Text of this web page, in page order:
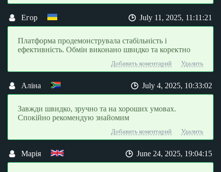
Егор July 11, 2025, 11:11:21
Платформа продемонструвала стабільність і
ефективність. Обмін виконано швидко та коректно
Добавить коментарий Удалить
Аліна July 4, 2025, 10:33:02
Завжди швидко, зручно та на хороших умовах.
Спокійно рекомендую знайомим
Добавить коментарий Удалить
Марія June 24, 2025, 19:04:15